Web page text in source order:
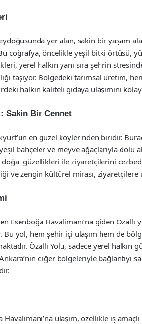
yer alan, sakin bir yaşam
coğrafya, öncelikle yeşil bitki örtüsü,
yerel halkın yanı sıra şehrin
taşıyor. Bölgedeki tarımsal üretim,
halkın kaliteli gıdaya ulaşımını
Sakin Bir Cennet
en güzel köylerinden biridir.
bahçeler ve meyve ağaçlarıyla dolu
güzellikleri ile ziyaretçilerini
ve zengin kültürel mirası, ziyaretçilere
Esenboğa Havalimanı’na giden Özallı
yol, hem şehir içi ulaşım hem de
Özallı Yolu, sadece yerel halkın
diğer bölgeleriyle bağlantıyı
Havalimanı’na ulaşım, özellikle iş